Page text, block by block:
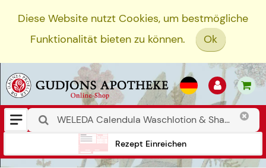
Diese Website nutzt Cookies, um bestmögliche
Funktionalität bieten zu können.
Ok
Rezept Einreichen